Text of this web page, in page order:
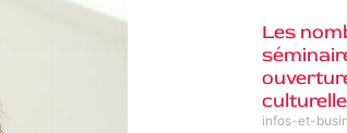
Les
culturelle
infos-et-